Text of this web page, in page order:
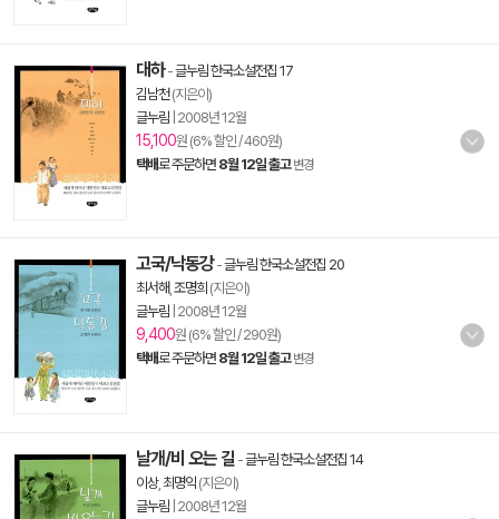
대하-글누림 한국소설전집 17
김남천(지은이)
글누림 2008년 12월
15,100원 (6% 할인 / 460원)
택배로 주문하면 8월 12일 출고 변경
고국/낙동강-글누림 한국소설전집 20
최서해 조명희 (지은이)
글누림 2008년 12월
9,400원 (6% 할인 / 290원)
택배로 주문하면 8월 12일 출고 변경
날개/비 오는 길 -글누림 한국소설전집 14
이상, 최명익 (지은이)
글누림 2008년 12월